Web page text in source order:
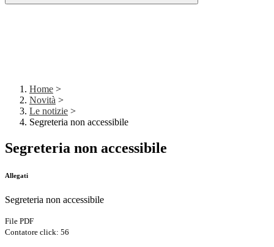
Home >
Novità >
Le notizie >
Segreteria non accessibile
Segreteria non accessibile
Allegati
Segreteria non accessibile
File PDF
Contatore click: 56